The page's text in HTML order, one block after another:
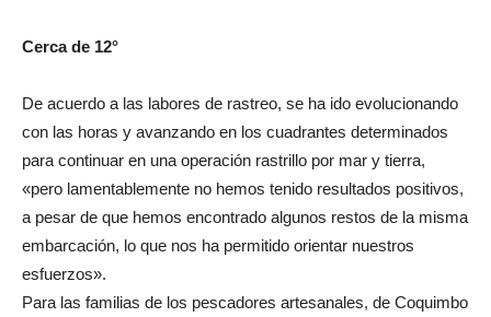
Cerca de 12°
De acuerdo a las labores de rastreo, se ha ido evolucionando
con las horas y avanzando en los cuadrantes determinados
para continuar en una operación rastrillo por mar y tierra,
«pero lamentablemente no hemos tenido resultados positivos,
a pesar de que hemos encontrado algunos restos de la misma
embarcación, lo que nos ha permitido orientar nuestros
esfuerzos».
Para las familias de los pescadores artesanales, de Coquimbo